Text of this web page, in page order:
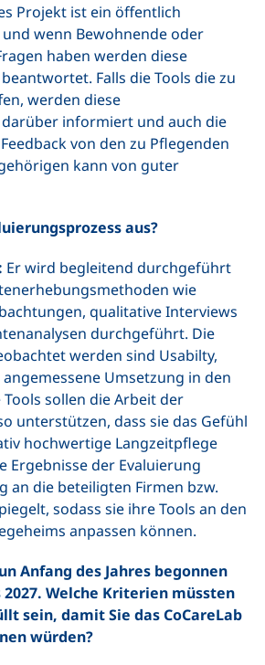
Projekt ist ein öffentlich
wenn Bewohnende oder
haben werden diese
Falls die Tools die zu
werden diese
informiert und auch die
von den zu Pflegenden
kann von guter
aus?
Er wird begleitend durchgeführt
wie
qualitative Interviews
durchgeführt. Die
werden sind Usabilty,
Umsetzung in den
sollen die Arbeit der
unterstützen, dass sie das Gefühl
hochwertige Langzeitpflege
Ergebnisse der Evaluierung
an die beteiligten Firmen bzw.
sodass sie ihre Tools an den
anpassen können.
Anfang des Jahres begonnen
Welche Kriterien müssten
sein, damit Sie das CoCareLab
würden?